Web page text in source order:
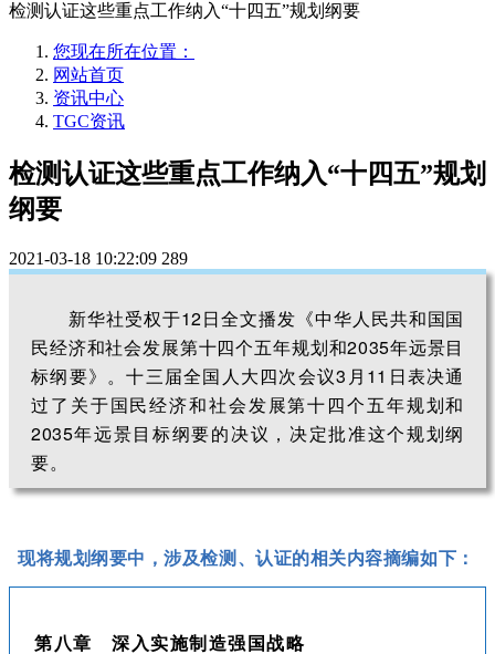
检测认证这些重点工作纳入“十四五”规划纲要
您现在所在位置：
网站首页
资讯中心
TGC资讯
检测认证这些重点工作纳入“十四五”规划
纲要
2021-03-18 10:22:09 289
新华社受权于12日全文播发《中华人民共和国国
民经济和社会发展第十四个五年规划和2035年远景目
标纲要》。十三届全国人大四次会议3月11日表决通
过了关于国民经济和社会发展第十四个五年规划和
2035年远景目标纲要的决议，决定批准这个规划纲
要。
现将规划纲要中，涉及检测、认证的相关内容摘编如下：
第八章 深入实施制造强国战略